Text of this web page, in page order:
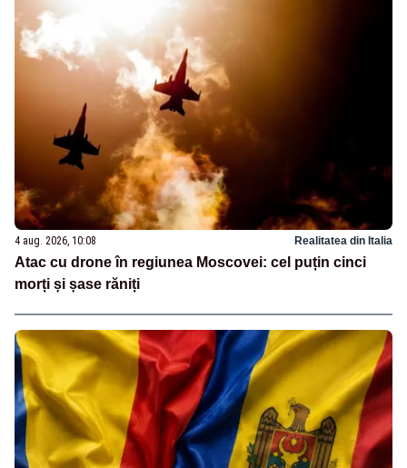
4 aug. 2026, 10:08 Realitatea din Italia
Atac cu drone în regiunea Moscovei: cel puțin cinci
morți și șase răniți